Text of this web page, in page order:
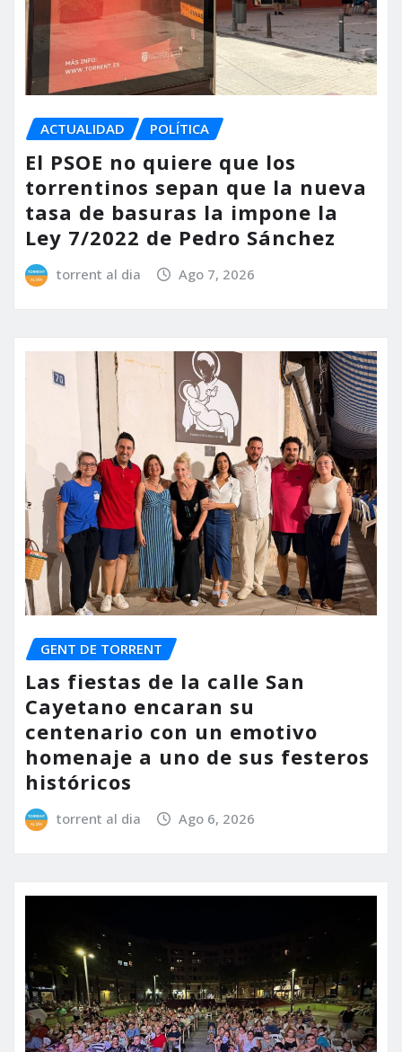
ACTUALIDAD POLÍTICA
El PSOE no quiere que los
torrentinos sepan que la nueva
tasa de basuras la impone la
Ley 7/2022 de Pedro Sánchez
torrent al dia Ago 7, 2026
GENT DE TORRENT
Las fiestas de la calle San
Cayetano encaran su
centenario con un emotivo
homenaje a uno de sus festeros
históricos
torrent al dia Ago 6, 2026